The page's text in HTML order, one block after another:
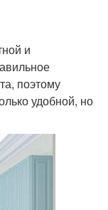
и
поэтому
удобной, но